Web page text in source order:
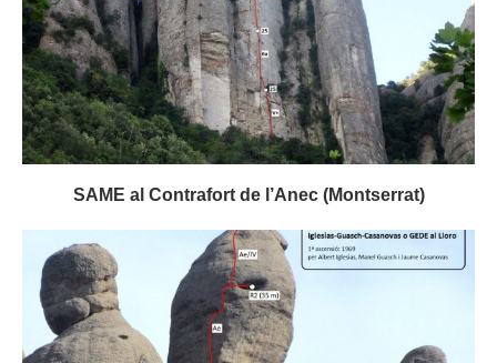
SAME al Contrafort de l’Anec (Montserrat)